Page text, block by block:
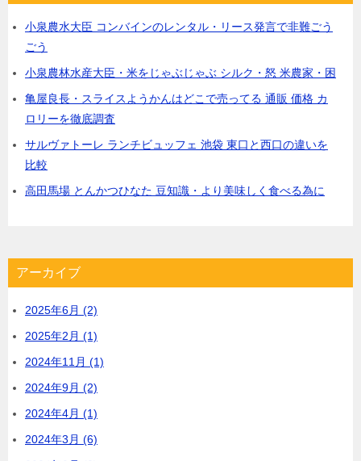
小泉農水大臣 コンバインのレンタル・リース発言で非難ごう
ごう
小泉農林水産大臣・米をじゃぶじゃぶ シルク・怒 米農家・困
亀屋良長・スライスようかんはどこで売ってる 通販 価格 カ
ロリーを徹底調査
サルヴァトーレ ランチビュッフェ 池袋 東口と西口の違いを
比較
高田馬場 とんかつひなた 豆知識・より美味しく食べる為に
アーカイブ
2025年6月 (2)
2025年2月 (1)
2024年11月 (1)
2024年9月 (2)
2024年4月 (1)
2024年3月 (6)